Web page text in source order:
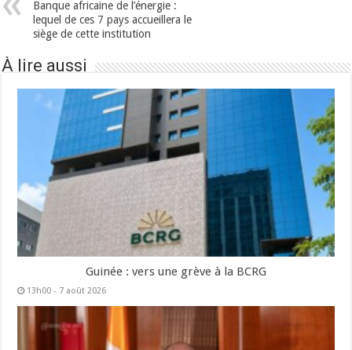
Banque africaine de l’énergie :
lequel de ces 7 pays accueillera le
siège de cette institution
À lire aussi
Guinée : vers une grève à la BCRG
13h00 - 7 août 2026